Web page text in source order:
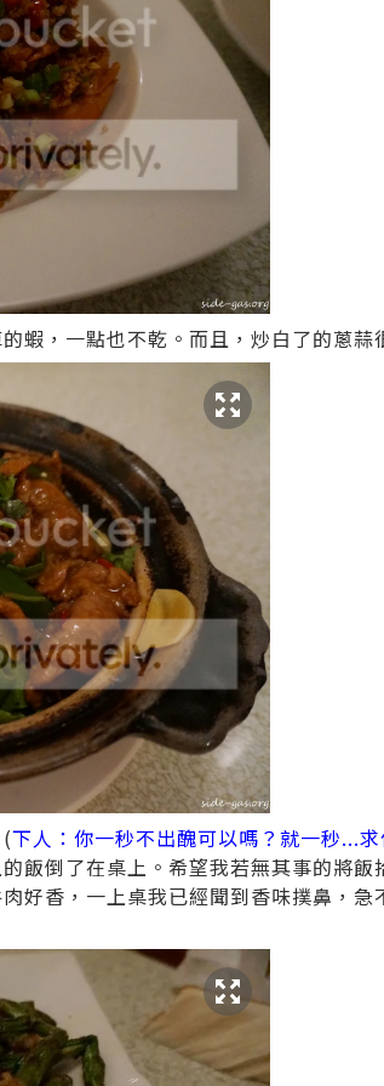
蝦，一點也不乾。而且，炒白了的蔥蒜
下人：你一秒不出醜可以嗎？就一秒...
飯倒了在桌上。希望我若無其事的將
好香，一上桌我已經聞到香味撲鼻，